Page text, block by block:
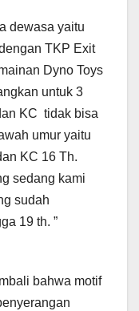
dewasa yaitu
TKP Exit
Dyno Toys
untuk 3
KC tidak bisa
umur yaitu
KC 16 Th.
sedang kami
sudah
19 th. ”
bahwa motif